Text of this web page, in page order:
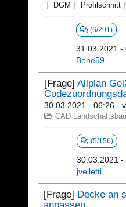
DGM
Profilschnitt
(6/291)
31.03.2021 -
Bene59
[Frage] Allplan
30.03.2021 - 06:26 -
CAD
(5/156)
30.03.2021 -
jvelletti
[Frage] Decke an